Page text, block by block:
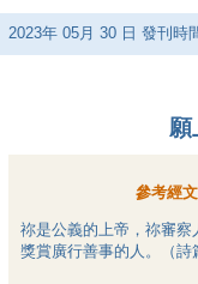
2023年 05月 30日 發刊時
願
參考經文
祢是公義的上帝，祢審察
獎賞廣行善事的人。（詩